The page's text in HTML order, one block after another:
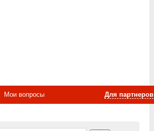
Для партнеров
Мои вопросы